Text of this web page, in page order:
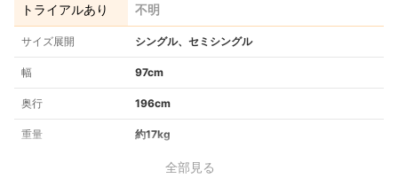
トライアルあり 不明
サイズ展開 シングル、セミシングル
幅 97cm
奥行 196cm
重量 約17kg
全部見る